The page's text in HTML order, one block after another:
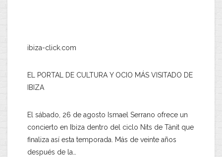
ibiza-click.com
EL PORTAL DE CULTURA Y OCIO MÁS VISITADO DE
IBIZA
El sábado, 26 de agosto Ismael Serrano ofrece un
concierto en Ibiza dentro del ciclo Nits de Tànit que
finaliza así esta temporada. Más de veinte años
después de la…